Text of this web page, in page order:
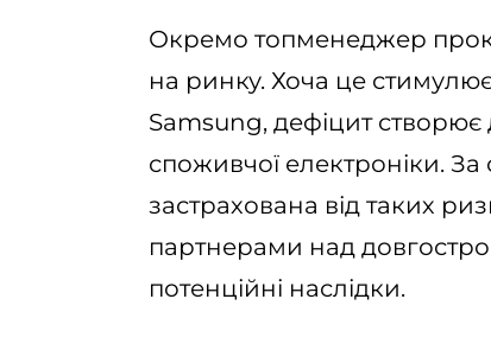
Окремо топменеджер
на ринку. Хоча це
Samsung, дефіцит створює
споживчої електроніки.
застрахована від таких
партнерами над
потенційні наслідки.